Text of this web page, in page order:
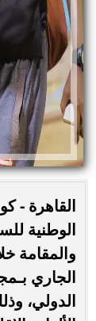
الجاري
الدولي،